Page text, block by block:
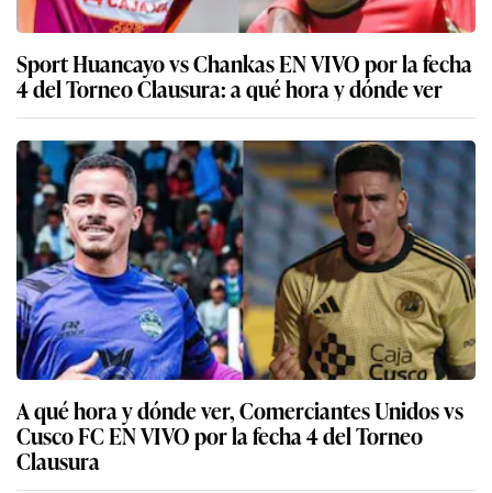
Sport Huancayo vs Chankas EN VIVO por la fecha
4 del Torneo Clausura: a qué hora y dónde ver
A qué hora y dónde ver, Comerciantes Unidos vs
Cusco FC EN VIVO por la fecha 4 del Torneo
Clausura